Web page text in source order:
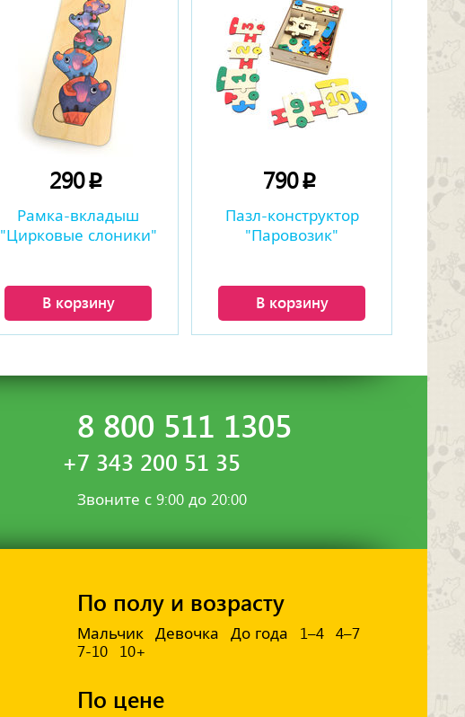
290p
Рамка-вкладыш
"Цирковые слоники"
В корзину
790p
Пазл-конструктор
"Паровозик"
В корзину
8 800 511 1305
+7 343 200 51 35
Звоните с 9:00 до 20:00
По полу и возрасту
Мальчик Девочка До года 1–4
4–7
7-10
10+
По цене